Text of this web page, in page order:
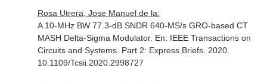
Rosa Utrera, Jose Manuel de la:
A 10-MHz BW 77.3-dB SNDR 640-MS/s GRO-based CT
MASH Delta-Sigma Modulator. En: IEEE Transactions on
Circuits and Systems. Part 2: Express Briefs. 2020.
10.1109/Tcsii.2020.2998727